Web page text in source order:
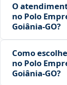
O
no Polo
Goiânia‑GO?
Como
no Polo
Goiânia‑GO?